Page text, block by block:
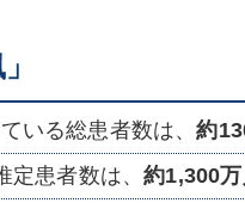
いる総患者数は、約
定患者数は、約1,300